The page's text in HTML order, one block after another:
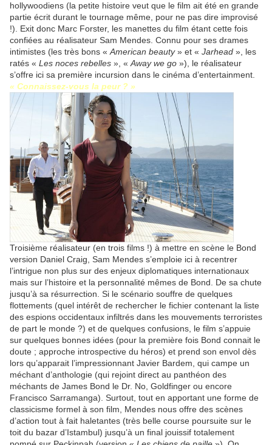
hollywoodiens (la petite histoire veut que le film ait été en grande
partie écrit durant le tournage même, pour ne pas dire improvisé
!). Exit donc Marc Forster, les manettes du film étant cette fois
confiées au réalisateur Sam Mendes. Connu pour ses drames
intimistes (les très bons « American beauty» et « Jarhead », les
ratés « Les noces rebelles », « Away we go »), le réalisateur
s’offre ici sa première incursion dans le cinéma d’entertainment.
« Connaissez-vous la peur ? »
Troisième réalisateur (en trois films !) à mettre en scène le Bond
version Daniel Craig, Sam Mendes s’emploie ici à recentrer
l’intrigue non plus sur des enjeux diplomatiques internationaux
mais sur l’histoire et la personnalité mêmes de Bond. De sa chute
jusqu’à sa résurrection. Si le scénario souffre de quelques
flottements (quel intérêt de rechercher le fichier contenant la liste
des espions occidentaux infiltrés dans les mouvements terroristes
de part le monde ?) et de quelques confusions, le film s’appuie
sur quelques bonnes idées (pour la première fois Bond connait le
doute ; approche introspective du héros) et prend son envol dès
lors qu’apparait l’impressionnant Javier Bardem, qui campe un
méchant d’anthologie (qui rejoint direct au panthéon des
méchants de James Bond le Dr. No, Goldfinger ou encore
Francisco Sarramanga). Surtout, tout en apportant une forme de
classicisme formel à son film, Mendes nous offre des scènes
d’action tout à fait haletantes (très belle course poursuite sur le
toit du bazar d’Istambul) jusqu’à un final jouissif totalement